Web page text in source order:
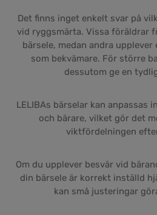
Det finns inget enkelt svar på
vid ryggsmärta. Vissa föräldrar
bärsele, medan andra
som bekvämare. För större
dessutom ge en
LELIBAs bärselar kan anpassas
och bärare, vilket gör det
viktfördelningen
Om du upplever besvär vid
din bärsele är korrekt inställd
kan små justeringar